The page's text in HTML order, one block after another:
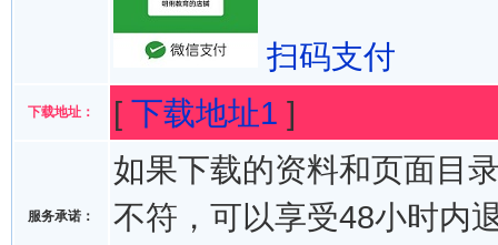
扫码支付
下载地址： [ 下载地址1 ]
服务承诺：
如果下载的资料和页面目
不符，可以享受48小时内